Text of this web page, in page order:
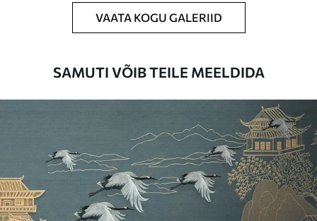
Saadaolevad materjalid
Premium
56.67 /m²
VAATA KOGU GALERIID
SAMUTI VÕIB TEILE MEELDIDA